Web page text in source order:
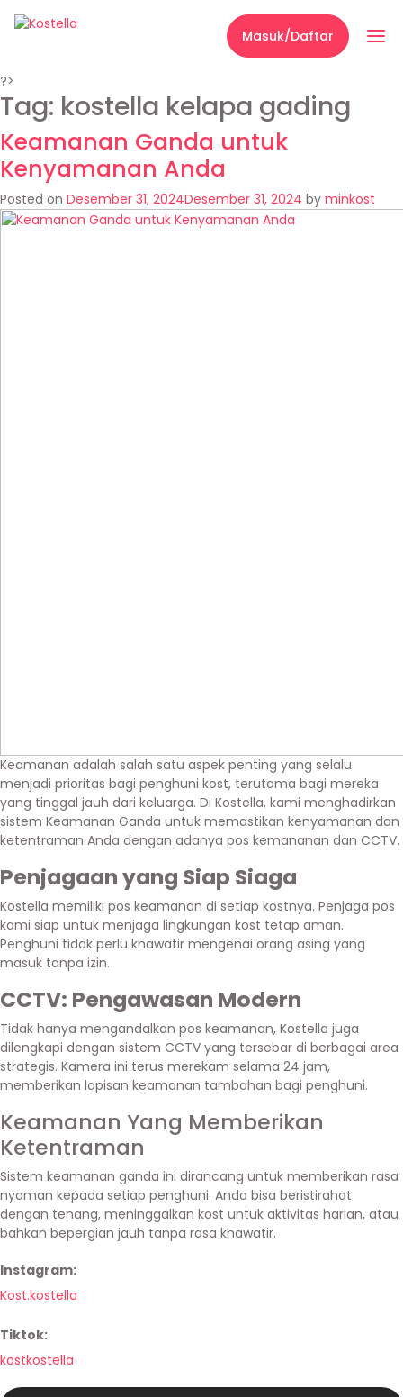
?>
Masuk/Daftar
Tag: kostella kelapa gading
Keamanan Ganda untuk
Kenyamanan Anda
Posted on Desember 31, 2024Desember 31, 2024 by minkost
Keamanan adalah salah satu aspek penting yang selalu
menjadi prioritas bagi penghuni kost, terutama bagi mereka
yang tinggal jauh dari keluarga. Di Kostella, kami menghadirkan
sistem Keamanan Ganda untuk memastikan kenyamanan dan
ketentraman Anda dengan adanya pos kemananan dan CCTV.
Penjagaan yang Siap Siaga
Kostella memiliki pos keamanan di setiap kostnya. Penjaga pos
kami siap untuk menjaga lingkungan kost tetap aman.
Penghuni tidak perlu khawatir mengenai orang asing yang
masuk tanpa izin.
CCTV: Pengawasan Modern
Tidak hanya mengandalkan pos keamanan, Kostella juga
dilengkapi dengan sistem CCTV yang tersebar di berbagai area
strategis. Kamera ini terus merekam selama 24 jam,
memberikan lapisan keamanan tambahan bagi penghuni.
Keamanan Yang Memberikan
Ketentraman
Sistem keamanan ganda ini dirancang untuk memberikan rasa
nyaman kepada setiap penghuni. Anda bisa beristirahat
dengan tenang, meninggalkan kost untuk aktivitas harian, atau
bahkan bepergian jauh tanpa rasa khawatir.
Instagram:
Kost.kostella
Tiktok:
kostkostella